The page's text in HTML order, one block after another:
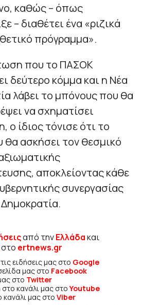
καθώς – όπως
– διαθέτει ένα «ριζικά
πρόγραμμα».
που το ΠΑΣΟΚ
δεύτερο κόμμα και η Νέα
λάβει το μπόνους που θα
να σχηματίσει
ο ίδιος τόνισε ότι το
θα ασκήσει τον θεσμικό
αποκλείοντας κάθε
συνεργασίας
από τηνΕλλάδακαι
ertnews.gr
ειδήσεις μας στο Google
μας στο Facebook
στο Twitter
κανάλι μας στοYoutube
κανάλι μας στο Viber